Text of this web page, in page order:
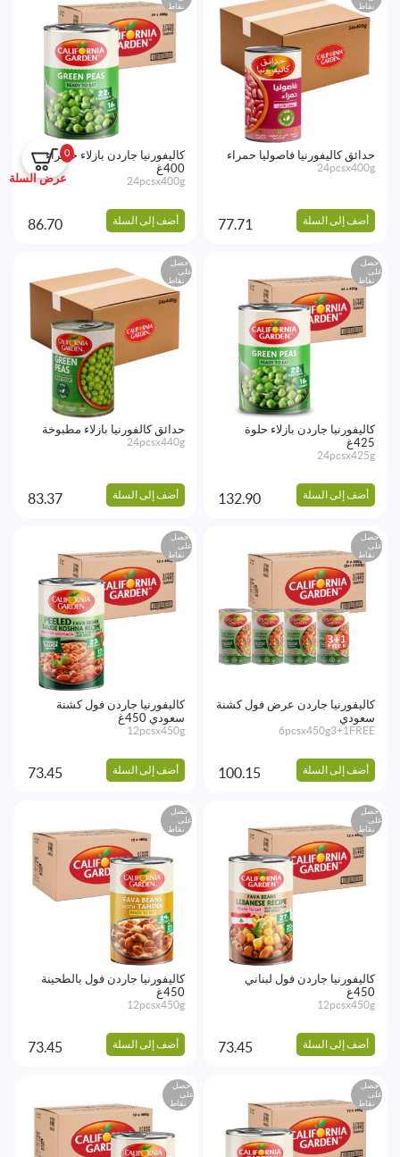
0
عرض السلة
نقاط
حدائق كاليفورنيا فاصوليا حمراء
24pcsx400g
أضف إلى السلة 77.71
نقاط
كاليفورنيا جاردن بازلاء خضراء
400غ
24pcsx400g
أضف إلى السلة 86.70
احصل
على
نقاط
كاليفورنيا جاردن بازلاء حلوة
425غ
24pcsx425g
أضف إلى السلة 132.90
احصل
على
نقاط
حدائق كالفورنيا بازلاء مطبوخة
24pcsx440g
أضف إلى السلة 83.37
احصل
على
نقاط
كاليفورنيا جاردن عرض فول كشنة
سعودي
6pcsx450g3+1FREE
أضف إلى السلة 100.15
احصل
على
نقاط
كاليفورنيا جاردن فول كشنة
سعودي 450غ
12pcsx450g
أضف إلى السلة 73.45
احصل
على
نقاط
كاليفورنيا جاردن فول لبناني
450غ
12pcsx450g
أضف إلى السلة 73.45
احصل
على
نقاط
كاليفورنيا جاردن فول بالطحينة
450غ
12pcsx450g
أضف إلى السلة 73.45
احصل
على
نقاط
احصل
على
نقاط